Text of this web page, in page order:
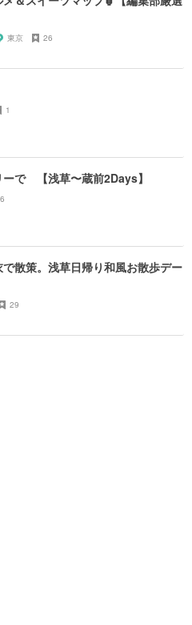
東京 26
1
ーで 【浅草〜蔵前2Days】
6
で散策。浅草日帰り和風お散歩デー
29